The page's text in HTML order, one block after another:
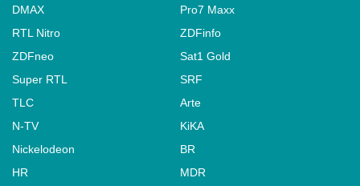
DMAX
Pro7 Maxx
RTL Nitro
ZDFinfo
ZDFneo
Sat1 Gold
Super RTL
SRF
TLC
Arte
N-TV
KiKA
Nickelodeon
BR
HR
MDR